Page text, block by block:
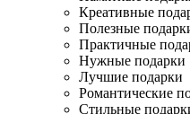
Креативные
Полезные
Практичные
Нужные подарки
Лучшие подарки
Романтические
Стильные